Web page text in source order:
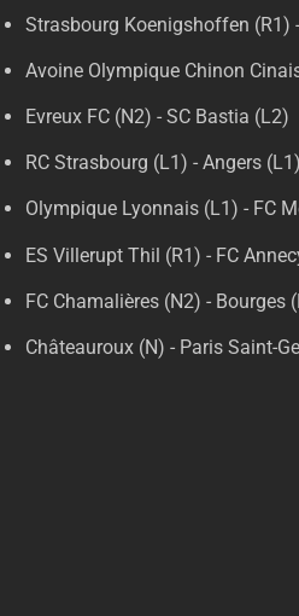
Strasbourg Koenigshoffen (R1)
Avoine Olympique Chinon
Evreux FC (N2) - SC Bastia (L2)
RC Strasbourg (L1) - Angers (L1)
Olympique Lyonnais (L1) - FC
ES Villerupt Thil (R1) - FC
FC Chamalières (N2) - Bourges
Châteauroux (N) - Paris Saint-